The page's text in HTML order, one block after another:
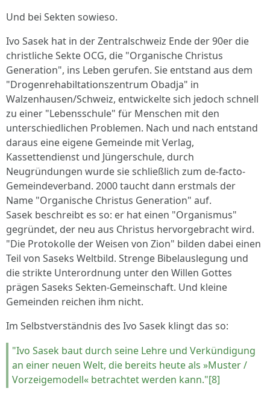
Und bei Sekten sowieso.
Ivo Sasek hat in der Zentralschweiz Ende der 90er die
christliche Sekte OCG, die "Organische Christus
Generation", ins Leben gerufen. Sie entstand aus dem
"Drogenrehabiltationszentrum Obadja" in
Walzenhausen/Schweiz, entwickelte sich jedoch schnell
zu einer "Lebensschule" für Menschen mit den
unterschiedlichen Problemen. Nach und nach entstand
daraus eine eigene Gemeinde mit Verlag,
Kassettendienst und Jüngerschule, durch
Neugründungen wurde sie schließlich zum de-facto-
Gemeindeverband. 2000 taucht dann erstmals der
Name "Organische Christus Generation" auf.
Sasek beschreibt es so: er hat einen "Organismus"
gegründet, der neu aus Christus hervorgebracht wird.
"Die Protokolle der Weisen von Zion" bilden dabei einen
Teil von Saseks Weltbild. Strenge Bibelauslegung und
die strikte Unterordnung unter den Willen Gottes
prägen Saseks Sekten-Gemeinschaft. Und kleine
Gemeinden reichen ihm nicht.
Im Selbstverständnis des Ivo Sasek klingt das so:
"Ivo Sasek baut durch seine Lehre und Verkündigung
an einer neuen Welt, die bereits heute als »Muster /
Vorzeigemodell« betrachtet werden kann."[8]